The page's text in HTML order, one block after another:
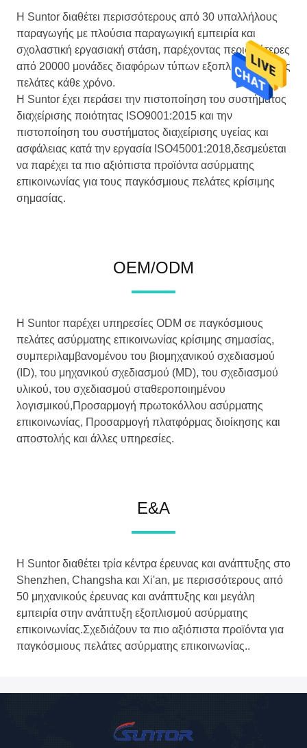
Η Suntor διαθέτει περισσότερους από 30 υπαλλήλους
παραγωγής με πλούσια παραγωγική εμπειρία και
σχολαστική εργασιακή στάση, παρέχοντας περισσότερες
από 20000 μονάδες διαφόρων τύπων εξοπλισμού στους
πελάτες κάθε χρόνο.
Η Suntor έχει περάσει την πιστοποίηση του συστήματος
διαχείρισης ποιότητας ISO9001:2015 και την
πιστοποίηση του συστήματος διαχείρισης υγείας και
ασφάλειας κατά την εργασία ISO45001:2018,δεσμεύεται
να παρέχει τα πιο αξιόπιστα προϊόντα ασύρματης
επικοινωνίας για τους παγκόσμιους πελάτες κρίσιμης
σημασίας.
OEM/ODM
Η Suntor παρέχει υπηρεσίες ODM σε παγκόσμιους
πελάτες ασύρματης επικοινωνίας κρίσιμης σημασίας,
συμπεριλαμβανομένου του βιομηχανικού σχεδιασμού
(ID), του μηχανικού σχεδιασμού (MD), του σχεδιασμού
υλικού, του σχεδιασμού σταθεροποιημένου
λογισμικού,Προσαρμογή πρωτοκόλλου ασύρματης
επικοινωνίας, Προσαρμογή πλατφόρμας διοίκησης και
αποστολής και άλλες υπηρεσίες.
Ε&Α
Η Suntor διαθέτει τρία κέντρα έρευνας και ανάπτυξης στο
Shenzhen, Changsha και Xi'an, με περισσότερους από
50 μηχανικούς έρευνας και ανάπτυξης και μεγάλη
εμπειρία στην ανάπτυξη εξοπλισμού ασύρματης
επικοινωνίας.Σχεδιάζουν τα πιο αξιόπιστα προϊόντα για
παγκόσμιους πελάτες ασύρματης επικοινωνίας..